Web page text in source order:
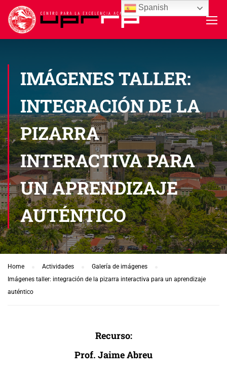
IMÁGENES TALLER:
INTEGRACIÓN DE LA
PIZARRA
INTERACTIVA PARA
UN APRENDIZAJE
AUTÉNTICO
Home Actividades
Galería de imágenes
Imágenes taller: integración de la pizarra interactiva para un aprendizaje
auténtico
Recurso:
Prof. Jaime Abreu
Spanish